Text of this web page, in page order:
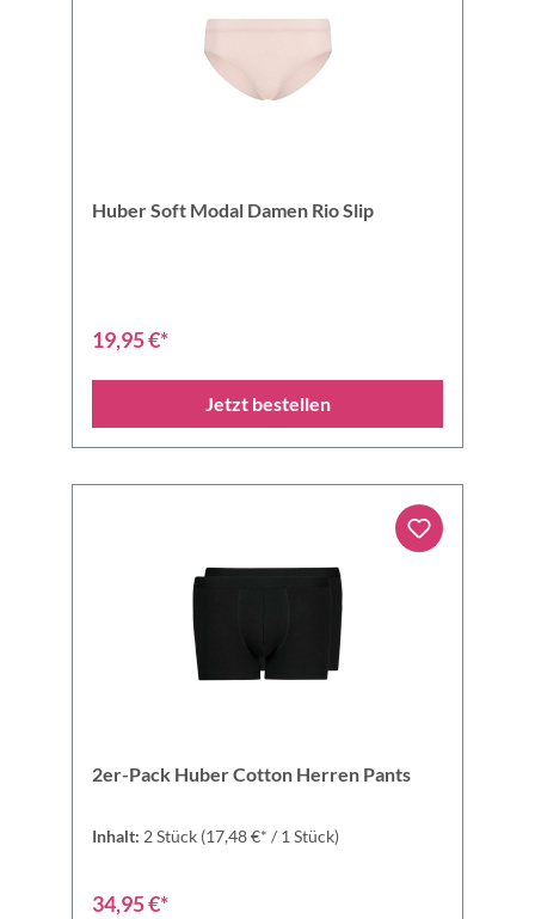
Huber Soft Modal Damen Rio Slip
19,95 €*
Jetzt bestellen
2er-Pack Huber Cotton Herren Pants
Inhalt: 2 Stück (17,48 €* / 1 Stück)
34,95 €*